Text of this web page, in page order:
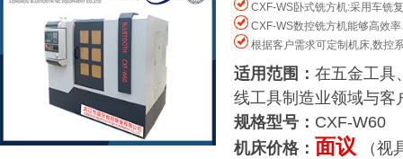
CXF-WS卧式铣方机:采用车铣
CXF-WS数控铣方机能够高效
根据客户需求可定制机床,数控
适用范围： 在五金工具
线工具制造业领域与客
规格型号： CXF-W60
机床价格： 面议 （视